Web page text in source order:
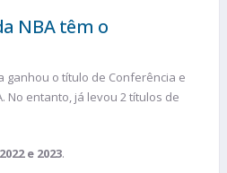
NBA têm o
ganhou o título de Conferência e
No entanto, já levou 2 títulos de
e 2023.